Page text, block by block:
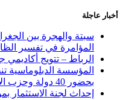
أخبار عاجلة
سبتة والهجرة بين
المؤامرة في تفسير
الرباط – تتويج
بحضور 40 دولة وحزب الاستقلال ضيف الشرف
إحداث لجنة